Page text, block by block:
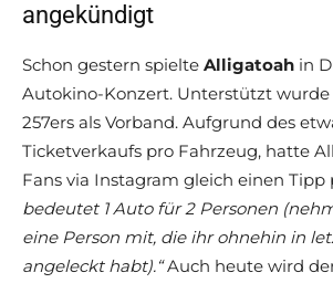
angekündigt
Schon gestern spielte Alligatoah in
Autokino-Konzert. Unterstützt wurde
257ers als Vorband. Aufgrund des
Ticketverkaufs pro Fahrzeug, hatte
Fans via Instagram gleich einen Tipp
bedeutet 1 Auto für 2 Personen
eine Person mit, die ihr ohnehin in
angeleckt habt).“Auch heute wird